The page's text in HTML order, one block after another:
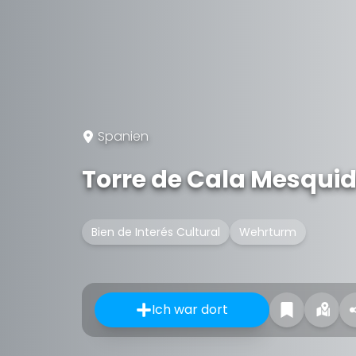
Spanien
Torre de Cala
Bien de Interés Cultural Wehrturm
Ich war dort